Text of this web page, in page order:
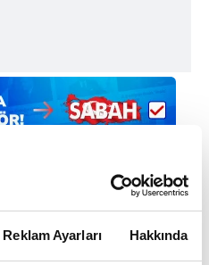
Reklam Ayarları Hakkında